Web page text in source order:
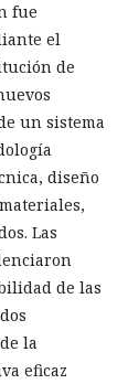
fue
el
de
un sistema
diseño
Las
de las
la
eficaz